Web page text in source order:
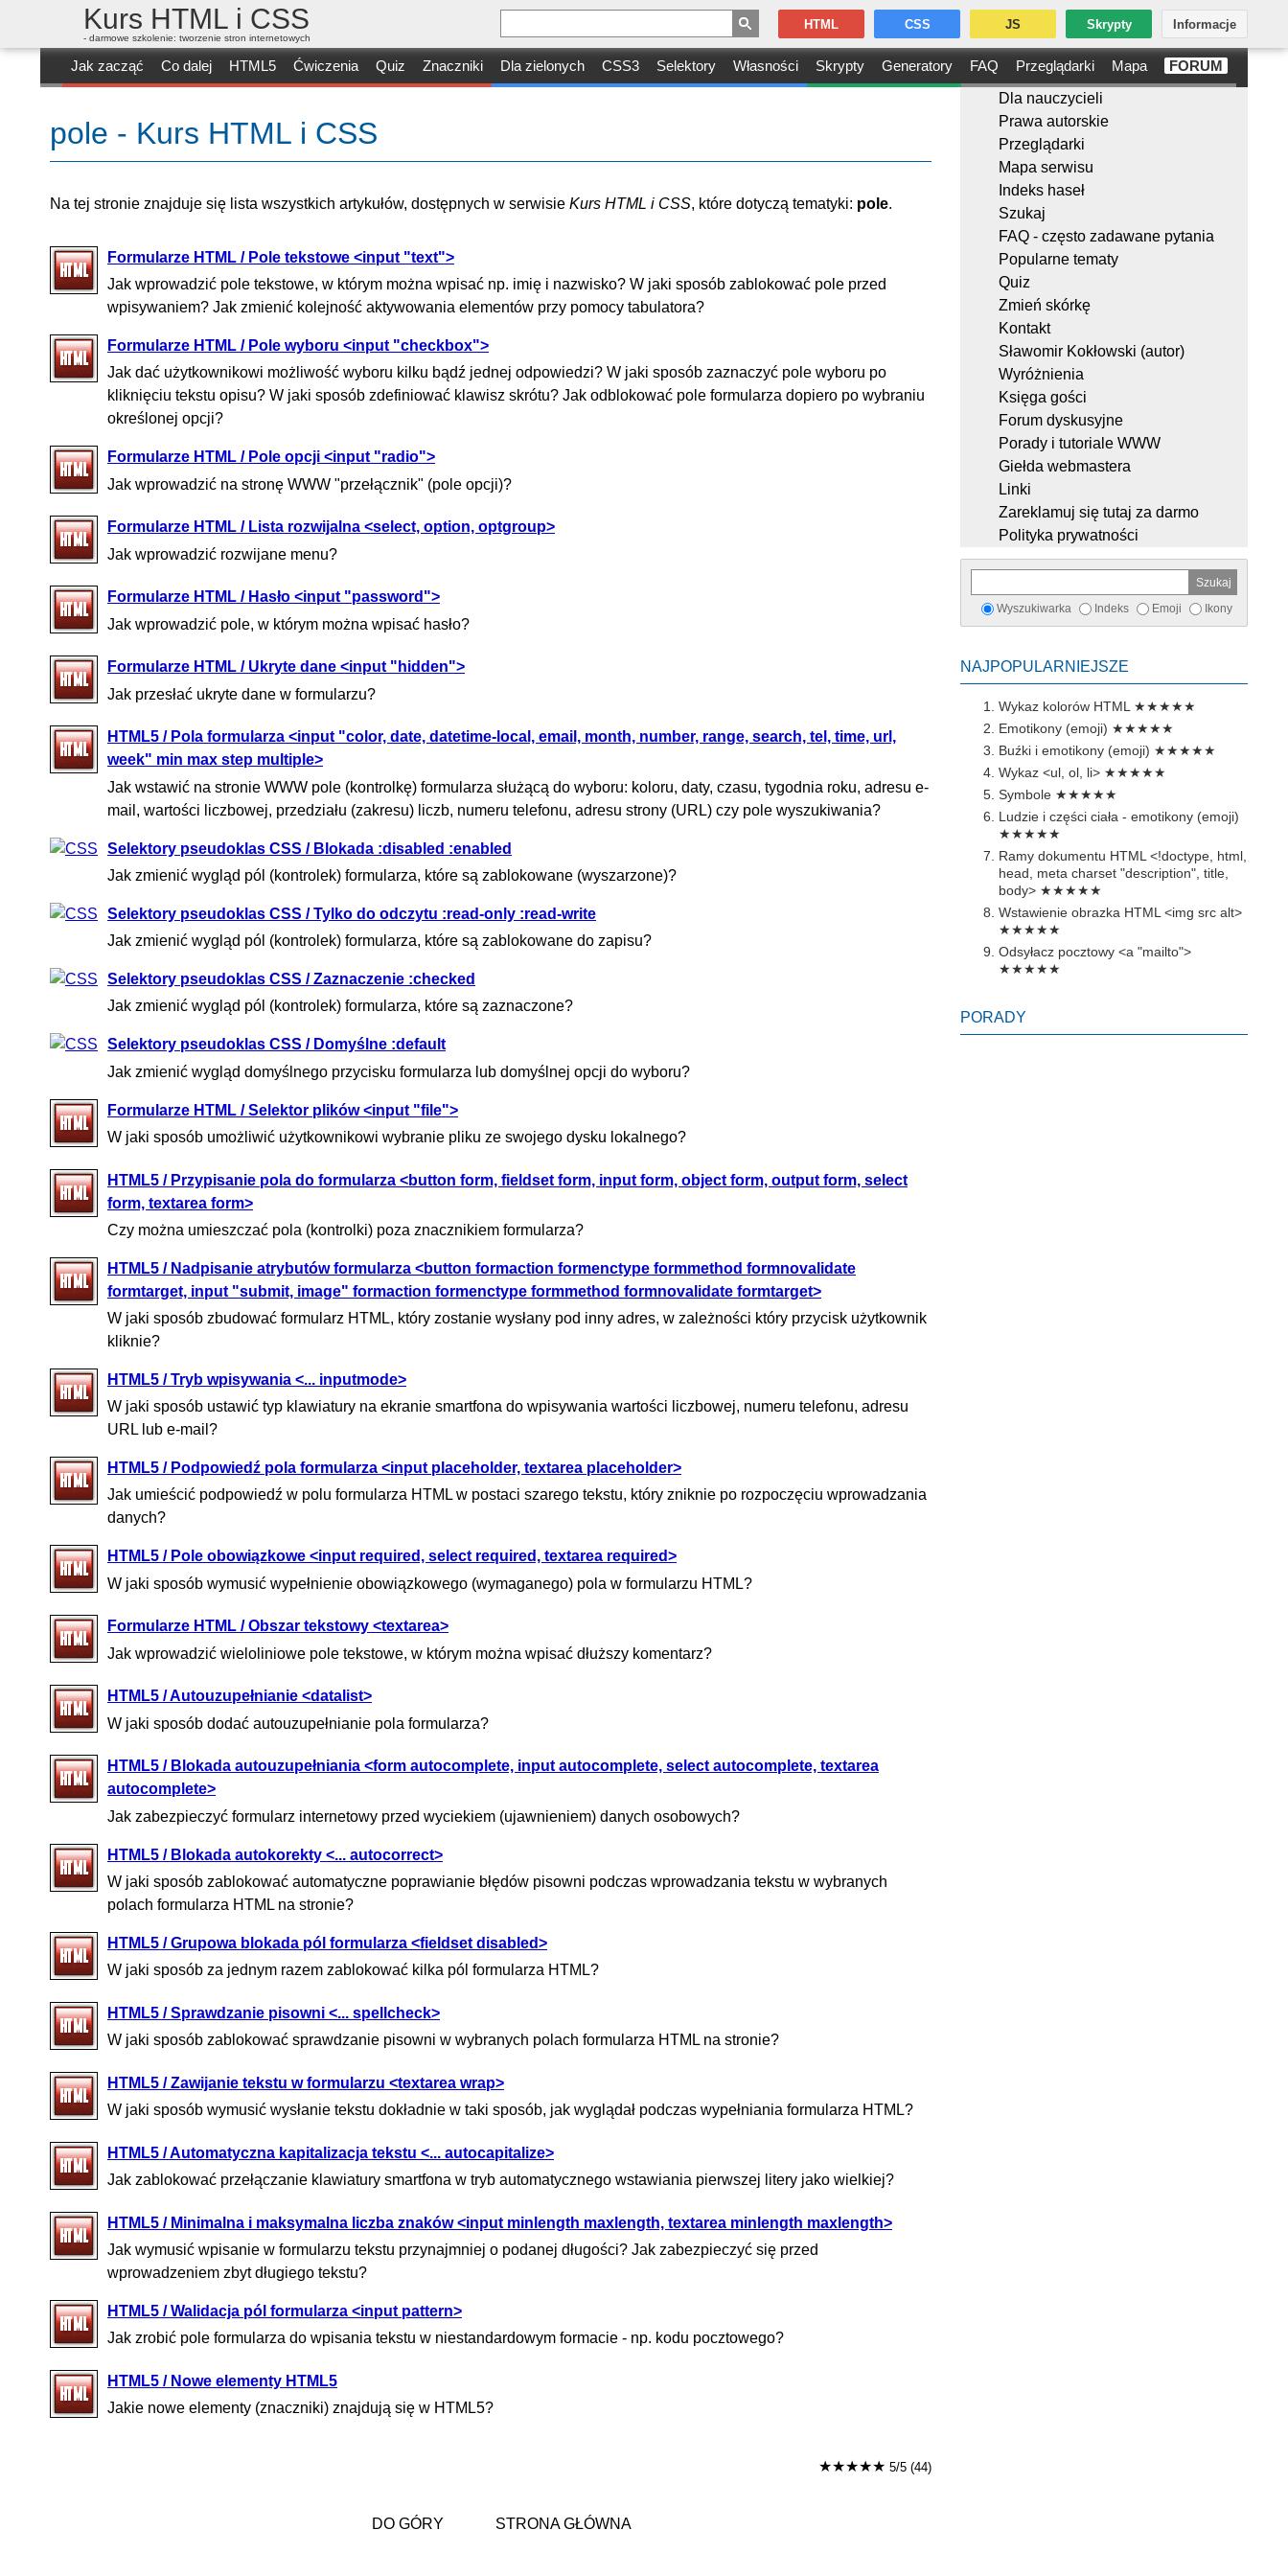
Kurs HTML i CSS
- darmowe szkolenie: tworzenie stron internetowych
Jak zacząć Co dalej HTML5 Ćwiczenia Quiz Znaczniki Dla zielonych CSS3 Selektory Własności Skrypty Generatory FAQ Przeglądarki Mapa FORUM
HTML CSS JS Skrypty Informacje
Dla nauczycieli
Prawa autorskie
Przeglądarki
Mapa serwisu
Indeks haseł
Szukaj
FAQ - często zadawane pytania
Popularne tematy
Quiz
Zmień skórkę
Kontakt
Sławomir Kokłowski (autor)
Wyróżnienia
Księga gości
Forum dyskusyjne
Porady i tutoriale WWW
Giełda webmastera
Linki
Zareklamuj się tutaj za darmo
Polityka prywatności
Wyszukiwarka Indeks Emoji Ikony
NAJPOPULARNIEJSZE
Wykaz kolorów HTML ★★★★★
Emotikony (emoji) ★★★★★
Buźki i emotikony (emoji) ★★★★★
Wykaz <ul, ol, li> ★★★★★
Symbole ★★★★★
Ludzie i części ciała - emotikony (emoji)
★★★★★
Ramy dokumentu HTML <!doctype, html,
head, meta charset "description", title,
body> ★★★★★
Wstawienie obrazka HTML <img src alt>
★★★★★
Odsyłacz pocztowy <a "mailto">
★★★★★
PORADY
pole - Kurs HTML i CSS
Na tej stronie znajduje się lista wszystkich artykułów, dostępnych w serwisie Kurs HTML i CSS, które dotyczą tematyki: pole.
Formularze HTML / Pole tekstowe <input "text">
Jak wprowadzić pole tekstowe, w którym można wpisać np. imię i nazwisko? W jaki sposób zablokować pole przed
wpisywaniem? Jak zmienić kolejność aktywowania elementów przy pomocy tabulatora?
Formularze HTML / Pole wyboru <input "checkbox">
Jak dać użytkownikowi możliwość wyboru kilku bądź jednej odpowiedzi? W jaki sposób zaznaczyć pole wyboru po
kliknięciu tekstu opisu? W jaki sposób zdefiniować klawisz skrótu? Jak odblokować pole formularza dopiero po wybraniu
określonej opcji?
Formularze HTML / Pole opcji <input "radio">
Jak wprowadzić na stronę WWW "przełącznik" (pole opcji)?
Formularze HTML / Lista rozwijalna <select, option, optgroup>
Jak wprowadzić rozwijane menu?
Formularze HTML / Hasło <input "password">
Jak wprowadzić pole, w którym można wpisać hasło?
Formularze HTML / Ukryte dane <input "hidden">
Jak przesłać ukryte dane w formularzu?
HTML5 / Pola formularza <input "color, date, datetime-local, email, month, number, range, search, tel, time, url,
week" min max step multiple>
Jak wstawić na stronie WWW pole (kontrolkę) formularza służącą do wyboru: koloru, daty, czasu, tygodnia roku, adresu e-
mail, wartości liczbowej, przedziału (zakresu) liczb, numeru telefonu, adresu strony (URL) czy pole wyszukiwania?
Selektory pseudoklas CSS / Blokada :disabled :enabled
Jak zmienić wygląd pól (kontrolek) formularza, które są zablokowane (wyszarzone)?
Selektory pseudoklas CSS / Tylko do odczytu :read-only :read-write
Jak zmienić wygląd pól (kontrolek) formularza, które są zablokowane do zapisu?
Selektory pseudoklas CSS / Zaznaczenie :checked
Jak zmienić wygląd pól (kontrolek) formularza, które są zaznaczone?
Selektory pseudoklas CSS / Domyślne :default
Jak zmienić wygląd domyślnego przycisku formularza lub domyślnej opcji do wyboru?
Formularze HTML / Selektor plików <input "file">
W jaki sposób umożliwić użytkownikowi wybranie pliku ze swojego dysku lokalnego?
HTML5 / Przypisanie pola do formularza <button form, fieldset form, input form, object form, output form, select
form, textarea form>
Czy można umieszczać pola (kontrolki) poza znacznikiem formularza?
HTML5 / Nadpisanie atrybutów formularza <button formaction formenctype formmethod formnovalidate
formtarget, input "submit, image" formaction formenctype formmethod formnovalidate formtarget>
W jaki sposób zbudować formularz HTML, który zostanie wysłany pod inny adres, w zależności który przycisk użytkownik
kliknie?
HTML5 / Tryb wpisywania <... inputmode>
W jaki sposób ustawić typ klawiatury na ekranie smartfona do wpisywania wartości liczbowej, numeru telefonu, adresu
URL lub e-mail?
HTML5 / Podpowiedź pola formularza <input placeholder, textarea placeholder>
Jak umieścić podpowiedź w polu formularza HTML w postaci szarego tekstu, który zniknie po rozpoczęciu wprowadzania
danych?
HTML5 / Pole obowiązkowe <input required, select required, textarea required>
W jaki sposób wymusić wypełnienie obowiązkowego (wymaganego) pola w formularzu HTML?
Formularze HTML / Obszar tekstowy <textarea>
Jak wprowadzić wieloliniowe pole tekstowe, w którym można wpisać dłuższy komentarz?
HTML5 / Autouzupełnianie <datalist>
W jaki sposób dodać autouzupełnianie pola formularza?
HTML5 / Blokada autouzupełniania <form autocomplete, input autocomplete, select autocomplete, textarea
autocomplete>
Jak zabezpieczyć formularz internetowy przed wyciekiem (ujawnieniem) danych osobowych?
HTML5 / Blokada autokorekty <... autocorrect>
W jaki sposób zablokować automatyczne poprawianie błędów pisowni podczas wprowadzania tekstu w wybranych
polach formularza HTML na stronie?
HTML5 / Grupowa blokada pól formularza <fieldset disabled>
W jaki sposób za jednym razem zablokować kilka pól formularza HTML?
HTML5 / Sprawdzanie pisowni <... spellcheck>
W jaki sposób zablokować sprawdzanie pisowni w wybranych polach formularza HTML na stronie?
HTML5 / Zawijanie tekstu w formularzu <textarea wrap>
W jaki sposób wymusić wysłanie tekstu dokładnie w taki sposób, jak wyglądał podczas wypełniania formularza HTML?
HTML5 / Automatyczna kapitalizacja tekstu <... autocapitalize>
Jak zablokować przełączanie klawiatury smartfona w tryb automatycznego wstawiania pierwszej litery jako wielkiej?
HTML5 / Minimalna i maksymalna liczba znaków <input minlength maxlength, textarea minlength maxlength>
Jak wymusić wpisanie w formularzu tekstu przynajmniej o podanej długości? Jak zabezpieczyć się przed
wprowadzeniem zbyt długiego tekstu?
HTML5 / Walidacja pól formularza <input pattern>
Jak zrobić pole formularza do wpisania tekstu w niestandardowym formacie - np. kodu pocztowego?
HTML5 / Nowe elementy HTML5
Jakie nowe elementy (znaczniki) znajdują się w HTML5?
★★★★★ 5/5 (44)
DO GÓRY STRONA GŁÓWNA